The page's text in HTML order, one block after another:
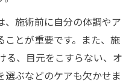
、施術前に自分の体調やア
ことが重要です。また、施
る、目元をこすらない、オ
ぶなどのケアも欠かせま